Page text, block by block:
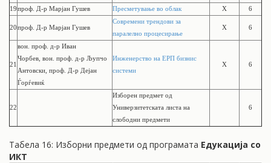
19проф. Д-р Марјан Гушев Пресметување во облак X 6
20проф. Д-р Марјан Гушев
Современи трендови за
паралелно процесирање
X 6
21
вон. проф. д-р Иван
Чорбев, вон. проф. д-р Љупчо
Антовски, проф. Д-р Дејан
Ѓорѓевиќ
Инженерство на ЕРП бизнис
системи
X 6
22
Изборен предмет од
Универзитетската листа на
слободни предмети
6
Tабела 16: Изборни предмети од програмата Едукација со
ИКТ